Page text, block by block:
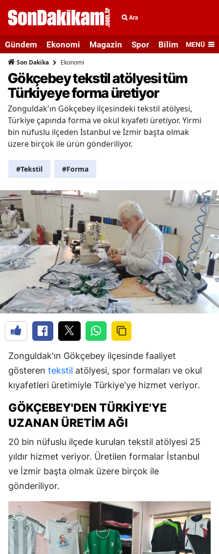
Ara
Gündem Ekonomi Magazin Spor Bilim veMENÜ
Son Dakika Ekonomi
Gökçebey tekstil atölyesi tüm
Türkiyeye forma üretiyor
Zonguldak'ın Gökçebey ilçesindeki tekstil atölyesi,
Türkiye çapında forma ve okul kıyafeti üretiyor. Yirmi
bin nüfuslu ilçeden İstanbul ve İzmir başta olmak
üzere birçok ile ürün gönderiliyor.
#Tekstil #Forma
Zonguldak'ın Gökçebey ilçesinde faaliyet
gösteren tekstil atölyesi, spor formaları ve okul
kıyafetleri üretimiyle Türkiye'ye hizmet veriyor.
GÖKÇEBEY'DEN TÜRKIYE'YE
UZANAN ÜRETIM AĞI
20 bin nüfuslu ilçede kurulan tekstil atölyesi 25
yıldır hizmet veriyor. Üretilen formalar İstanbul
ve İzmir başta olmak üzere birçok ile
gönderiliyor.